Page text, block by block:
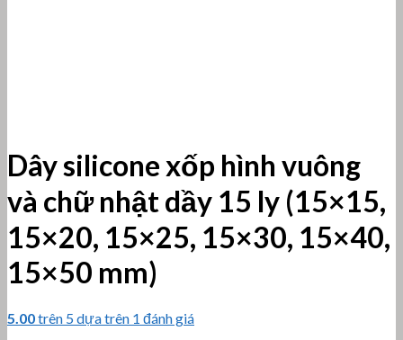
Dây silicone xốp hình vuông
và chữ nhật dầy 15 ly (15×15,
15×20, 15×25, 15×30, 15×40,
15×50 mm)
5.00trên 5 dựa trên 1 đánh giá